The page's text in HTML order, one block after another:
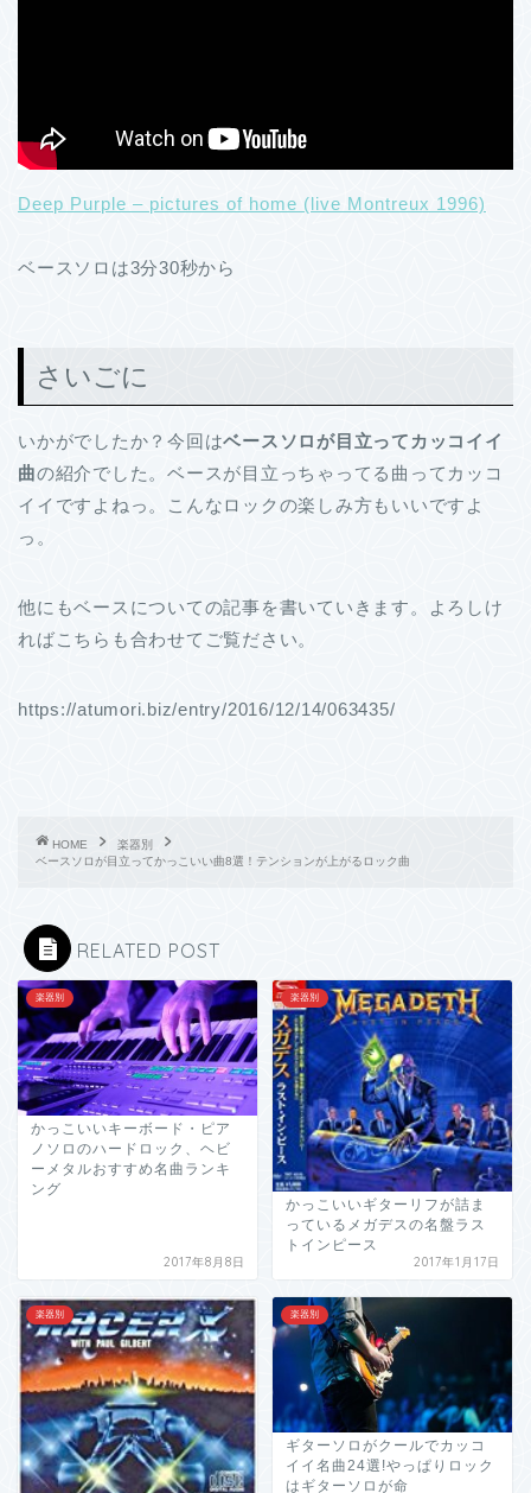
Deep Purple – pictures of home (live Montreux 1996)
ベースソロは3分30秒から
さいごに
いかがでしたか？今回はベースソロが目立ってカッコイイ
曲の紹介でした。ベースが目立っちゃってる曲ってカッコ
イイですよねっ。こんなロックの楽しみ方もいいですよ
っ。
他にもベースについての記事を書いていきます。よろしけ
ればこちらも合わせてご覧ださい。
https://atumori.biz/entry/2016/12/14/063435/
HOME
楽器別
ベースソロが目立ってかっこいい曲8選！テンションが上がるロック曲
RELATED POST
楽器別
かっこいいキーボード・ピア
ノソロのハードロック、ヘビ
ーメタルおすすめ名曲ランキ
ング
2017年8月8日
楽器別
かっこいいギターリフが詰ま
っているメガデスの名盤ラス
トインピース
2017年1月17日
楽器別 楽器別
ギターソロがクールでカッコ
イイ名曲24選!やっぱりロック
はギターソロが命